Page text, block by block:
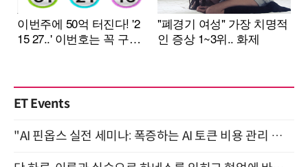
ET Events
"AI 핀옵스 실전 세미나: 폭증하는 AI 토큰 비용 관리 전략" 8월 21일 개최